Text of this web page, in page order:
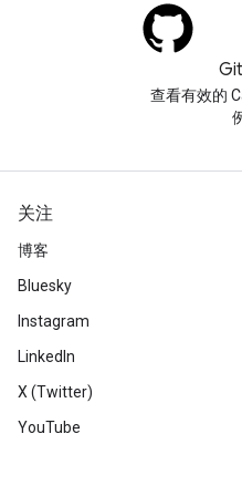
查看有效的
关注
博客
Bluesky
Instagram
LinkedIn
X (Twitter)
YouTube